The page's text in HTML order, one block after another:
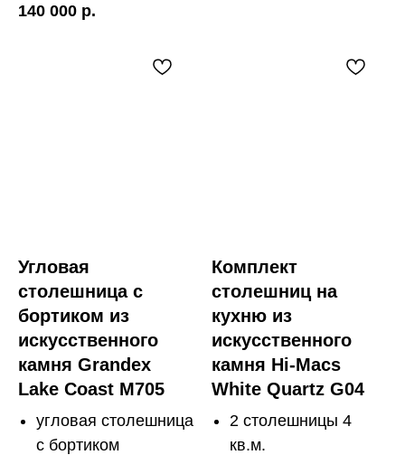
140 000 р.
Угловая
столешница с
бортиком из
искусственного
камня Grandex
Lake Coast M705
угловая столешница
с бортиком
Комплект
столешниц на
кухню из
искусственного
камня Hi-Macs
White Quartz G04
2 столешницы 4
кв.м.